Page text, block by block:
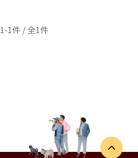
1-1件 / 全1件